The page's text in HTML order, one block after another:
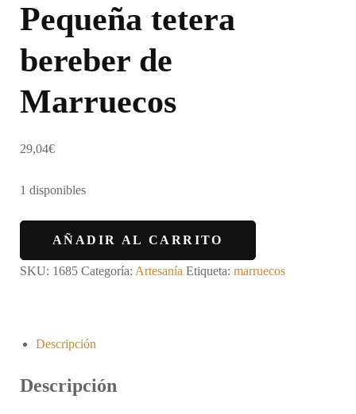
Pequeña tetera
bereber de
Marruecos
29,04€
1 disponibles
AÑADIR AL CARRITO
SKU: 1685 Categoría: Artesanía Etiqueta: marruecos
Descripción
Descripción